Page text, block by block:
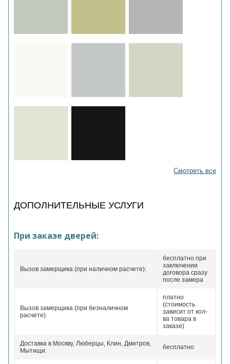
Смотреть все
ДОПОЛНИТЕЛЬНЫЕ УСЛУГИ
При заказе дверей:
Вызов замерщика (при наличном расчете):
бесплатно при
заключении
договора сразу
после замера
Вызов замерщика (при безналичном
расчете):
платно
(стоимость
зависит от кол-
ва товара в
заказе)
Доставка в Москву, Люберцы, Клин, Дмитров,
Мытищи:
бесплатно